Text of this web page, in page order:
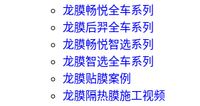
龙膜畅悦全车系列
龙膜后羿全车系列
龙膜畅悦智选系列
龙膜智选全车系列
龙膜贴膜案例
龙膜隔热膜施工视频